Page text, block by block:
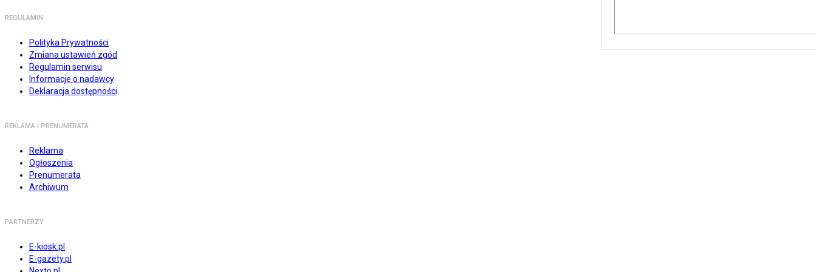
REGULAMIN
Polityka Prywatności
Zmiana ustawień zgód
Regulamin serwisu
Informacje o nadawcy
Deklaracja dostępności
REKLAMA I PRENUMERATA
Reklama
Ogłoszenia
Prenumerata
Archiwum
PARTNERZY
E-kiosk.pl
E-gazety.pl